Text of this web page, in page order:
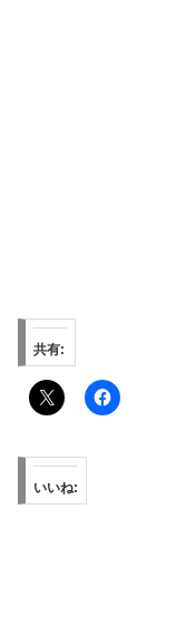
共有:
いいね: